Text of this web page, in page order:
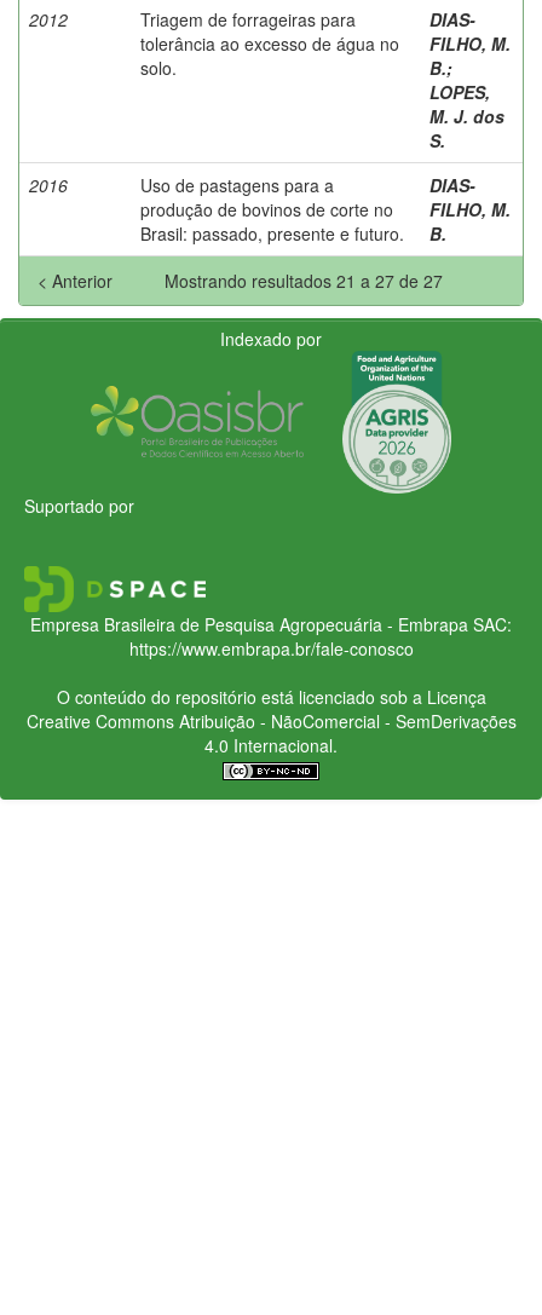
2012
Triagem de forrageiras para
tolerância ao excesso de água no
solo.
DIAS-
FILHO, M.
B.;
LOPES,
M. J. dos
S.
2016
Uso de pastagens para a
produção de bovinos de corte no
Brasil: passado, presente e futuro.
DIAS-
FILHO, M.
B.
Mostrando resultados 21 a 27 de 27
< Anterior
Indexado por
Suportado por
Empresa Brasileira de Pesquisa Agropecuária - Embrapa SAC:
https://www.embrapa.br/fale-conosco
O conteúdo do repositório está licenciado sob a Licença
Creative CommonsAtribuição - NãoComercial - SemDerivações
4.0 Internacional.